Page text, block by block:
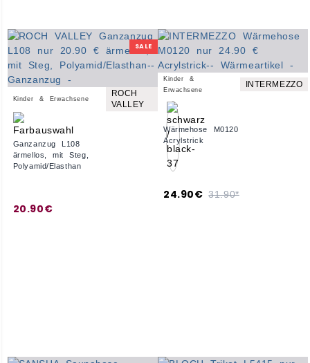
SALE
Kinder & Erwachsene
ROCH
VALLEY
Ganzanzug L108
ärmellos, mit Steg,
Polyamid/Elasthan
20.90€
Kinder &
Erwachsene
INTERMEZZO
Wärmehose M0120
Acrylstrick
24.90€ 31.90*